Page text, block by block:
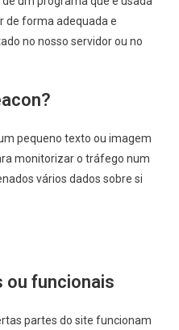
de forma adequada e
no nosso servidor ou no
pequeno texto ou imagem
monitorizar o tráfego num
vários dados sobre si
ou funcionais
partes do site funcionam